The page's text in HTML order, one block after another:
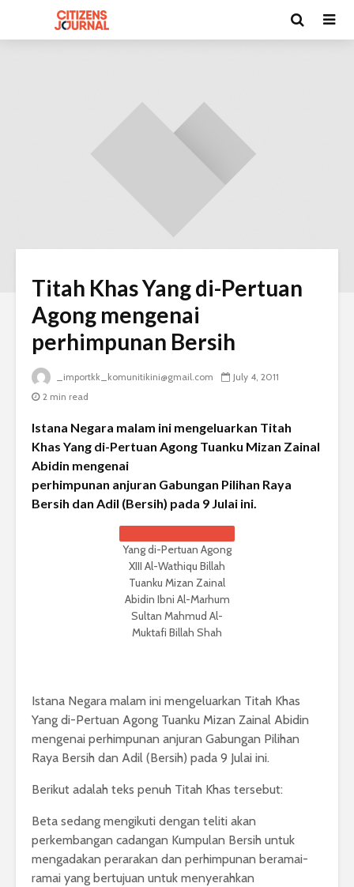
Titah Khas Yang di-Pertuan
Agong mengenai
perhimpunan Bersih
_importkk_komunitikini@gmail.com
July 4, 2011
2 min read
Istana Negara malam ini mengeluarkan Titah
Khas Yang di-Pertuan Agong Tuanku Mizan Zainal
Abidin mengenai
perhimpunan anjuran Gabungan Pilihan Raya
Bersih dan Adil (Bersih) pada 9 Julai ini.
Yang di-Pertuan Agong
XIII Al-Wathiqu Billah
Tuanku Mizan Zainal
Abidin Ibni Al-Marhum
Sultan Mahmud Al-
Muktafi Billah Shah
Istana Negara malam ini mengeluarkan Titah Khas
Yang di-Pertuan Agong Tuanku Mizan Zainal Abidin
mengenai perhimpunan anjuran Gabungan Pilihan
Raya Bersih dan Adil (Bersih) pada 9 Julai ini.
Berikut adalah teks penuh Titah Khas tersebut:
Beta sedang mengikuti dengan teliti akan
perkembangan cadangan Kumpulan Bersih untuk
mengadakan perarakan dan perhimpunan beramai-
ramai yang bertujuan untuk menyerahkan